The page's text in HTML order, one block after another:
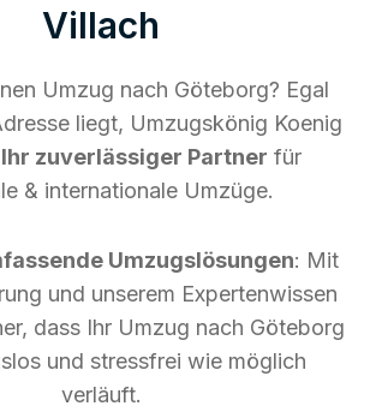
Villach
Umzug nach Göteborg? Egal
liegt, Umzugskönig Koenig
Ihr zuverlässiger Partner für
& internationale Umzüge.
Umzugslösungen: Mit
und unserem Expertenwissen
dass Ihr Umzug nach Göteborg
und stressfrei wie möglich
verläuft.